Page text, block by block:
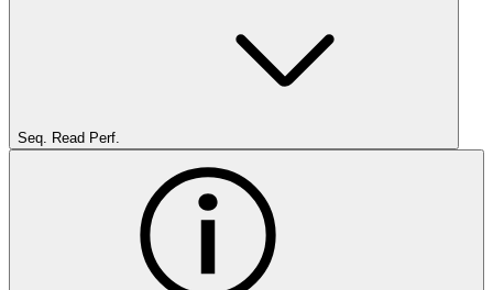
Seq. Read Perf.